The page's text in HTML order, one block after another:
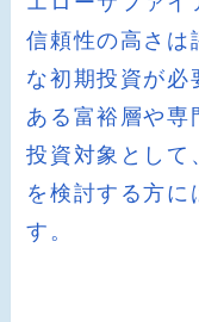
信頼性の高さは
な初期投資が必
ある富裕層や専
投資対象として
を検討する方に
す。